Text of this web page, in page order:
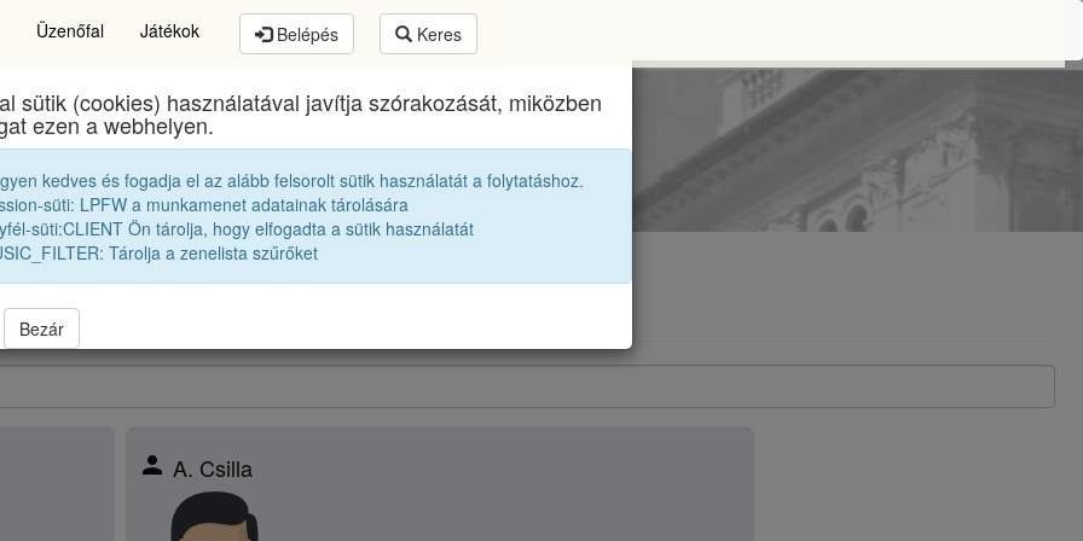
Üzenőfal Játékok Belépés Keres
István Elméleti Líceumegykori diákjai 1998 12C
Osztálytársak
|1997 12A|1997 12B|1997 12C|
12A|1998 12B|1998 12D|1998 12K|
|1999 12A
person A. Csilla
sütik (cookies) használatával javítja szórakozását, miközben
ezen a webhelyen.
kedves és fogadja el az alább felsorolt sütik használatát a folytatáshoz.
süti: LPFW a munkamenet adatainak tárolására
süti:CLIENT Ön tárolja, hogy elfogadta a sütik használatát
Tárolja a zenelista szűrőket
Bezár